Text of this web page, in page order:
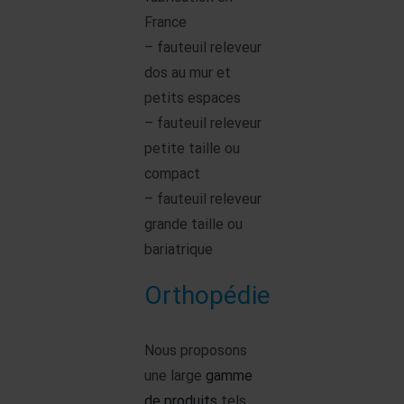
France
– fauteuil releveur
dos au mur et
petits espaces
– fauteuil releveur
petite taille ou
compact
– fauteuil releveur
grande taille ou
bariatrique
Orthopédie
Nous proposons
une large gamme
de produits tels